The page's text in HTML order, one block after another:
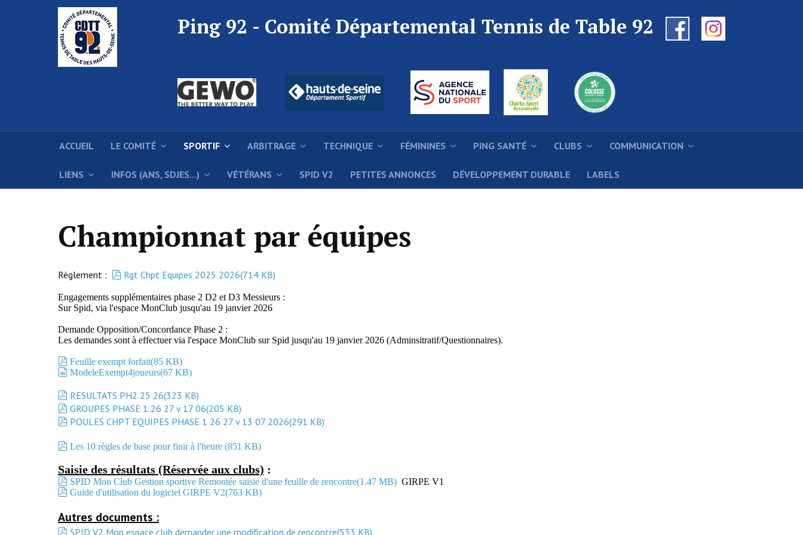
Ping 92 - Comité Départemental Tennis de Table 92
ACCUEIL LE COMITÉ SPORTIF ARBITRAGE TECHNIQUE FÉMININES PING SANTÉ CLUBS COMMUNICATION
LIENS INFOS (ANS, SDJES...) VÉTÉRANS SPID V2 PETITES ANNONCES DÉVELOPPEMENT DURABLE LABELS
Championnat par équipes
Règlement : pdf
Rgt Chpt Equipes 2025 2026(714 KB)
Engagements supplémentaires phase 2 D2 et D3 Messieurs :
Sur Spid, via l'espace MonClub jusqu'au 19 janvier 2026
Demande Opposition/Concordance Phase 2 :
Les demandes sont à effectuer via l'espace MonClub sur Spid jusqu'au 19 janvier 2026 (Adminsitratif/Questionnaires).
pdf
Feuille exempt forfait(85 KB)
document
ModeleExempt4joueurs(67 KB)
pdf
RESULTATS PH2 25 26(323 KB)
pdf
GROUPES PHASE 1 26 27 v 17 06(205 KB)
pdf
POULES CHPT EQUIPES PHASE 1 26 27 v 13 07 2026(291 KB)
pdf
Les 10 règles de base pour finir à l'heure (851 KB)
Saisie des résultats (Réservée aux clubs) :
pdf
SPID Mon Club Gestion sportive Remontée saisie d'une feuille de rencontre(1.47 MB) GIRPE V1
pdf
Guide d'utilisation du logiciel GIRPE V2(763 KB)
Autres documents :
pdf
SPID V2 Mon espace club demander une modification de rencontre(533 KB)